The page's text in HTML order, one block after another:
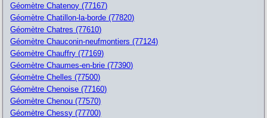
Géomètre Chatenoy (77167)
Géomètre Chatillon-la-borde (77820)
Géomètre Chatres (77610)
Géomètre Chauconin-neufmontiers (77124)
Géomètre Chauffry (77169)
Géomètre Chaumes-en-brie (77390)
Géomètre Chelles (77500)
Géomètre Chenoise (77160)
Géomètre Chenou (77570)
Géomètre Chessy (77700)